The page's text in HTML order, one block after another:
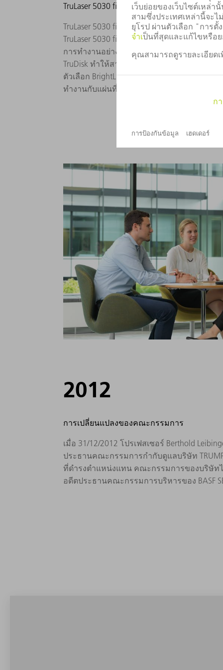
TruLaser 5030 fiber
TruLaser 5030 fiber ถูกนำเสนอในงาน
TruLaser 5030 fiber/5040 fiber TRUMPF ได้
การทำงานอย่างมีประสิทธิผลด้วยเลเซอร์โซลิ
TruDisk ทำให้สามารถตั้งเป้าหมายการป้อนไป
ตัวเลือก BrightLine fiber เครื่องนี้ไม่เพียงสาม
ทำงานกับแผ่นที่หนาด้วยคุณภาพชิ้นส่วนที่ยอด
2012
การเปลี่ยนแปลงของคณะกรรมการ
เมื่อ 31/12/2012 โปรเฟสเซอร์ Berthold
ประธานคณะกรรมการกำกับดูแลบริษัท
ที่ดำรงตำแหน่งแทน คณะกรรมการของบริษัทได้
อดีตประธานคณะกรรมการบริหารของ BASF